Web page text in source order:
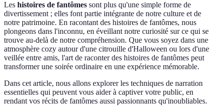
Les histoires de fantômes sont plus qu'une simple forme de
divertissement ; elles font partie intégrante de notre culture et de
notre patrimoine. En racontant des histoires de fantômes, nous
plongeons dans l'inconnu, en éveillant notre curiosité sur ce qui se
trouve au-delà de notre compréhension. Que vous soyez dans une
atmosphère cozy autour d'une citrouille d'Halloween ou lors d'une
veillée entre amis, l'art de raconter des histoires de fantômes peut
transformer une soirée ordinaire en une expérience mémorable.
Dans cet article, nous allons explorer les techniques de narration
essentielles qui peuvent vous aider à captiver votre public, en
rendant vos récits de fantômes aussi passionnants qu'inoubliables.